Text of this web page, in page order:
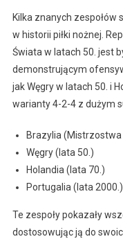
Kilka znanych
w historii piłki nożnej.
Świata w latach 50. jest
demonstrującym
jak Węgry w latach 50. i
warianty 4-2-4 z dużym
Brazylia
Węgry (lata 50.)
Holandia (lata 70.)
Portugalia (lata 2000.)
Te zespoły pokazały
dostosowując ją do